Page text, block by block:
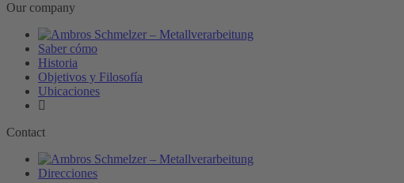
Our company
Saber cómo
Historia
Objetivos y Filosofía
Ubicaciones
Contact
Direcciones